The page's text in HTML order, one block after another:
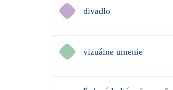
divadlo
vizuálne umenie